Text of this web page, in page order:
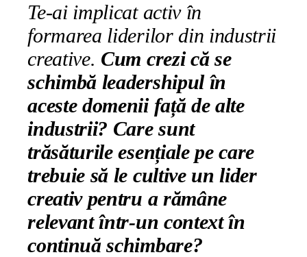
Te-ai implicat activ în
formarea liderilor din industrii
creative. Cum crezi că se
schimbă leadershipul în
aceste domenii față de alte
industrii? Care sunt
trăsăturile esențiale pe care
trebuie să le cultive un lider
creativ pentru a rămâne
relevant într-un context în
continuă schimbare?